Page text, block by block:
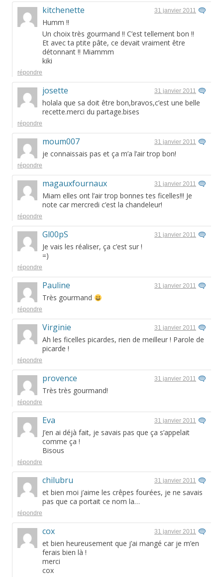
kitchenette 31 janvier 2011
Humm !!
Un choix très gourmand !! C’est tellement bon !!
Et avec ta ptite pâte, ce devait vraiment être
détonnant !! Miammm
kiki
répondre
josette 31 janvier 2011
holala que sa doit être bon,bravos,c’est une belle
recette.merci du partage.bises
répondre
moum007 31 janvier 2011
je connaissais pas et ça m’a l’air trop bon!
répondre
magauxfournaux 31 janvier 2011
Miam elles ont l’air trop bonnes tes ficelles!!! Je
note car mercredi c’est la chandeleur!
répondre
Gl00pS 31 janvier 2011
Je vais les réaliser, ça c’est sur !
=)
répondre
Pauline 31 janvier 2011
Très gourmand
répondre
Virginie 31 janvier 2011
Ah les ficelles picardes, rien de meilleur ! Parole de
picarde !
répondre
provence 31 janvier 2011
Très très gourmand!
répondre
Eva 31 janvier 2011
J’en ai déjà fait, je savais pas que ça s’appelait
comme ça !
Bisous
répondre
chilubru 31 janvier 2011
et bien moi j’aime les crêpes fourées, je ne savais
pas que ca portait ce nom la…
répondre
cox 31 janvier 2011
et bien heureusement que j’ai mangé car je m’en
ferais bien là !
merci
cox